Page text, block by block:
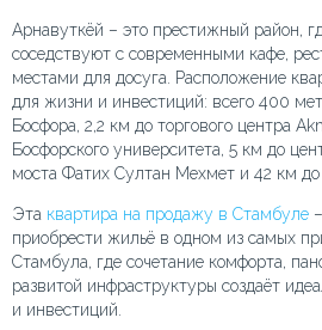
Арнавуткёй – это престижный район,
соседствуют с современными кафе,
местами для досуга. Расположение
для жизни и инвестиций: всего 400
Босфора, 2,2 км до торгового центра
Босфорского университета, 5 км до
моста Фатих Султан Мехмет и 42 км до
Эта квартира на продажу в Стамбуле
приобрести жильё в одном из самых
Стамбула, где сочетание комфорта,
развитой инфраструктуры создаёт
и инвестиций.